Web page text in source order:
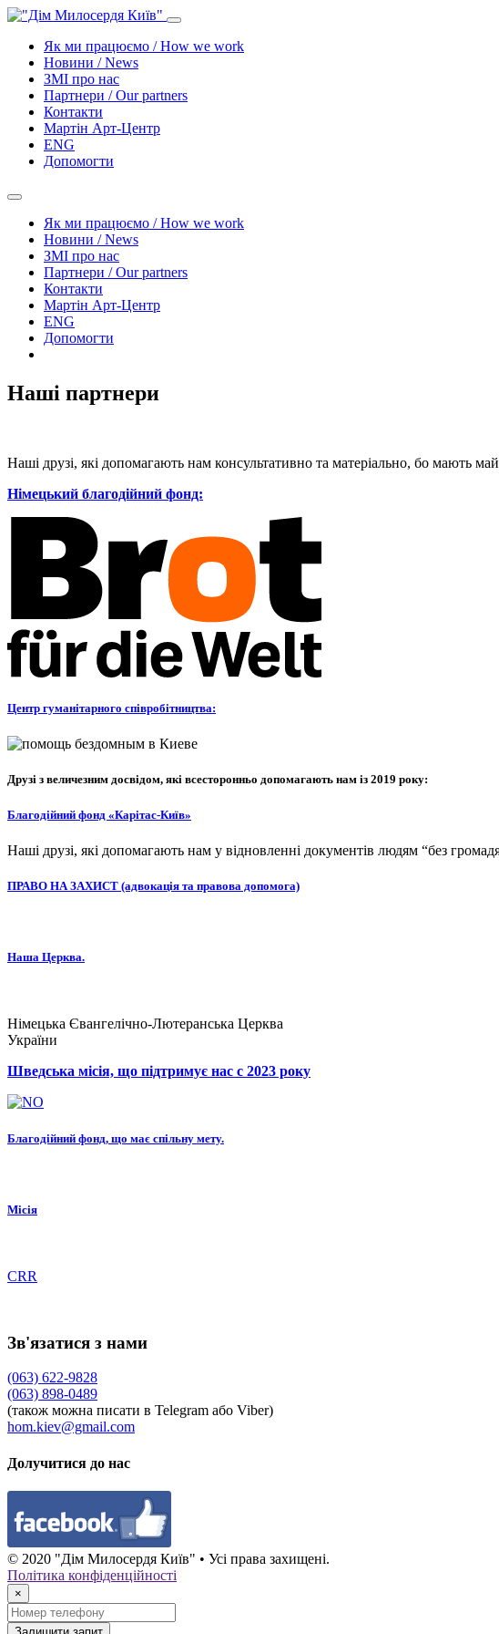
Як ми працюємо / How we work
Новини / News
ЗМІ про нас
Партнери / Our partners
Контакти
Mартін Арт-Центр
ENG
Допомогти
Як ми працюємо / How we work
Новини / News
ЗМІ про нас
Партнери / Our partners
Контакти
Mартін Арт-Центр
ENG
Допомогти
Наші партнери
Наші друзі, які допомагають нам консультативно та матеріально, бо мають
Німецький благодійний фонд:
Центр гуманітарного співробітництва:
Друзі з величезним досвідом, які всесторонньо допомагають нам із 2019 року:
Благодійний фонд «Карітас-Київ»
Наші друзі, які допомагають нам у відновленні документів людям “без
ПРАВО НА ЗАХИСТ (адвокація та правова допомога)
Наша Церква.
Німецька Євангелічно-Лютеранська Церква
України
Шведська місія, що підтримує нас с 2023 року
Благодійний фонд, що має спільну мету.
Місія
CRR
Зв'язатися з нами
(063) 622-9828
(063) 898-0489
(також можна писати в Telegram або Viber)
hom.kiev@gmail.com
Долучитися до нас
© 2020 "Дім Милосердя Київ" • Усі права захищені.
Політика конфіденційності
×